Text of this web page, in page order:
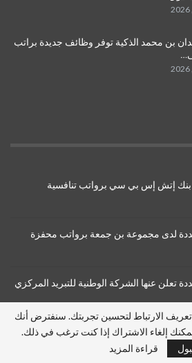
بن محمد الذكية توفر وظائف جديدة براتب
بنك إتش إس بي سي برواتب تنافسية
لدى مجموعة بن جمعة برواتب محفزة
تعلن عنها الشركة الوطنية للتبريد المركزي
الارتباط لتحسين تجربتك. سنفترض أنك
إلغاء الاشتراك إذا كنت ترغب في ذلك.
قراءة المزيد